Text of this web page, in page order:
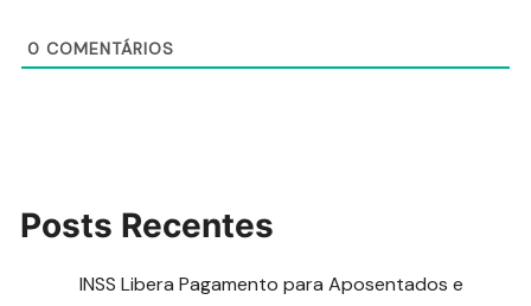
0 COMENTÁRIOS
Posts Recentes
INSS Libera Pagamento para Aposentados e